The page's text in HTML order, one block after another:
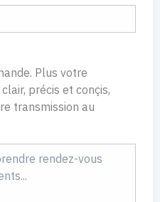
Plus votre
précis et conçis,
transmission au